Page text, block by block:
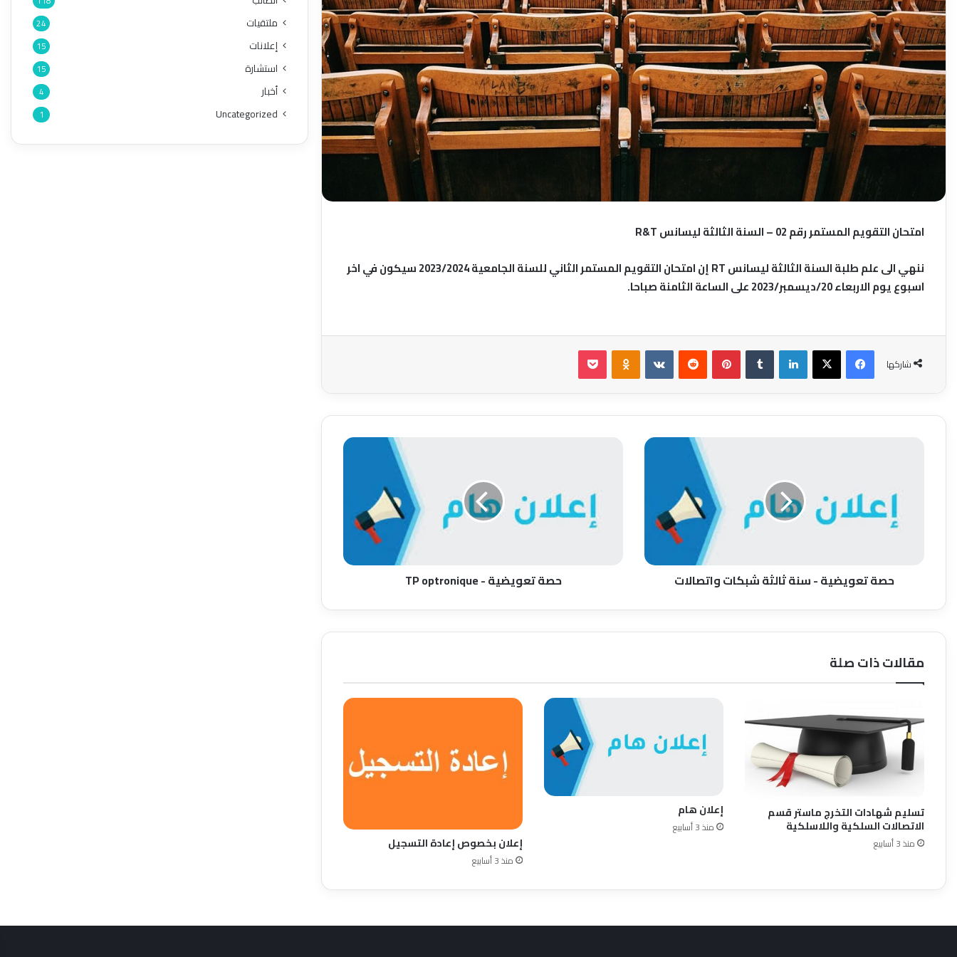
امتحان التقويم المستمر رقم 02 – السنة الثالثة ليسانس R&T
ننهي الى علم طلبة السنة الثالثة ليسانس RT إن امتحان التقويم المستمر الثاني للسنة الجامعية 2023/2024 سيكون في اخر
اسبوع يوم الاربعاء 20/ديسمبر/2023 على الساعة الثامنة صباحا.
شاركها
فيسبوكX لينكدإن بينتيريست Odnoklassniki
بوكيت
حصة تعويضية - سنة ثالثة شبكات واتصالات حصة تعويضية - TP optronique
مقالات ذات صلة
تسليم شهادات التخرج ماستر قسم
الاتصالات السلكية واللاسلكية
منذ 3 أسابيع
إعلان هام
منذ 3 أسابيع
إعلان بخصوص إعادة التسجيل
منذ 3 أسابيع
ملتقيات 24
إعلانات 15
استشارة 15
أخبار 4
Uncategorized
1